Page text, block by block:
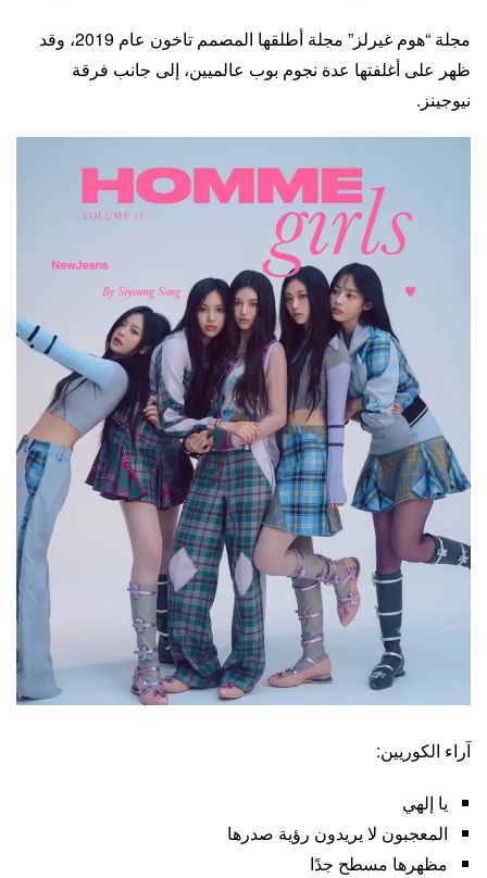
مجلة “هوم غيرلز” مجلة أطلقها المصمم تاخون عام 2019، وقد
ظهر على أغلفتها عدة نجوم بوب عالميين، إلى جانب فرقة
نيوجينز.
آراء الكوريين:
يا إلهي
المعجبون لا يريدون رؤية صدرها
مظهرها مسطح جدًا